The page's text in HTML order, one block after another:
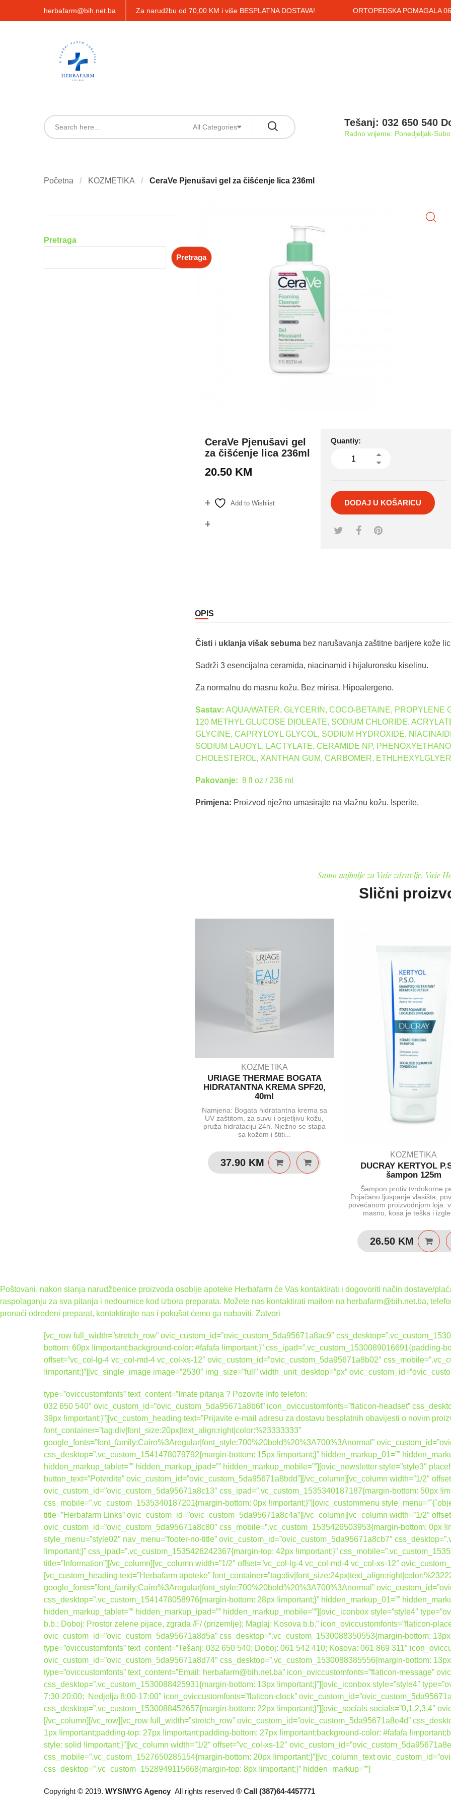
herbafarm@bih.net.ba Za narudžbu od 70,00 KM i više BESPLATNA DOSTAVA! ORTOPEDSKA POMAGALA
All Categories Tešanj: 032 650 540
Radno vrijeme: Ponedjeljak-
Početna KOZMETIKA CeraVe Pjenušavi gel za čišćenje lica 236ml
CeraVe Pjenušavi gel
za čišćenje lica 236ml
20.50 KM
Quantiy:
DODAJ U KOŠARICU
Add to Wishlist
OPIS
Čisti i uklanja višak sebuma bez narušavanja zaštitne barijere kože
Sadrži 3 esencijalna ceramida, niacinamid i hijaluronsku
Za normalnu do masnu kožu. Bez mirisa. Hipoalergeno.
Sastav: AQUA/WATER, GLYCERIN, COCO-BETAINE, PROPYLENE
120 METHYL GLUCOSE DIOLEATE, SODIUM CHLORIDE,
GLYCINE, CAPRYLOYL GLYCOL, SODIUM HYDROXIDE,
SODIUM LAUOYL, LACTYLATE, CERAMIDE NP,
CHOLESTEROL, XANTHAN GUM, CARBOMER,
Pakovanje: 8 fl oz / 236 ml
Primjena: Proizvod nježno umasirajte na vlažnu kožu. Isperite.
Samo najbolje za Vaše zdravlje. Vaše
Slični
KOZMETIKA
URIAGE THERMAE BOGATA
HIDRATANTNA KREMA SPF20,
40ml
Namjena: Bogata hidratantna krema sa
UV zaštitom, za suvu i osjetljivu kožu,
pruža hidrataciju 24h. Nježno se stapa
sa kožom i štiti...
37.90 KM
KOZMETIKA
DUCRAY KERTYOL
šampon 125m
Šampon protiv tvrdokorne
Pojačano ljuspanje vlasišta,
povećanom proizvodnjom loja:
masno, kosa je teška i
26.50 KM
Pretraga
Pretraga
Poštovani, nakon slanja narudžbenice proizvoda osoblje apoteke Herbafarm će Vas kontaktirati i dogovoriti način dostave/
raspolaganju za sva pitanja i nedoumice kod izbora preparata. Možete nas kontaktirati mailom na herbafarm@bih.net.ba,
pronaći određeni preparat, kontaktirajte nas i pokušat ćemo ga nabaviti. Zatvori
[vc_row full_width=”stretch_row” ovic_custom_id=”ovic_custom_5da95671a8ac9″
bottom: 60px !important;background-color: #fafafa !important;}” css_ipad=”.vc_custom_1530089016691{padding-
offset=”vc_col-lg-4 vc_col-md-4 vc_col-xs-12″ ovic_custom_id=”ovic_custom_5da95671a8b02″
!important;}”][vc_single_image image=”2530″ img_size=”full” width_unit_desktop=”px”
type=”oviccustomfonts” text_content=”Imate pitanja ? Pozovite Info telefon:
032 650 540″ ovic_custom_id=”ovic_custom_5da95671a8b6f” icon_oviccustomfonts=”flaticon-headset”
39px !important;}”][vc_custom_heading text=”Prijavite e-mail adresu za dostavu besplatnih obavijesti o novim
font_container=”tag:div|font_size:20px|text_align:right|color:%23333333″
google_fonts=”font_family:Cairo%3Aregular|font_style:700%20bold%20%3A700%3Anormal”
css_desktop=”.vc_custom_1541478079792{margin-bottom: 15px !important;}” hidden_markup_01=””
hidden_markup_tablet=”” hidden_markup_ipad=”” hidden_markup_mobile=””][ovic_newsletter style=”style3″
button_text=”Potvrdite” ovic_custom_id=”ovic_custom_5da95671a8bdd”][/vc_column][vc_column width=”1/2″
ovic_custom_id=”ovic_custom_5da95671a8c13″ css_ipad=”.vc_custom_1535340187187{margin-bottom: 50px
css_mobile=”.vc_custom_1535340187201{margin-bottom: 0px !important;}”][ovic_custommenu
title=”Herbafarm Links” ovic_custom_id=”ovic_custom_5da95671a8c4a”][/vc_column][vc_column width=”1/2″
ovic_custom_id=”ovic_custom_5da95671a8c80″ css_mobile=”.vc_custom_1535426503953{margin-bottom: 0px
style_menu=”style02″ nav_menu=”footer-no-title” ovic_custom_id=”ovic_custom_5da95671a8cb7″
!important;}” css_ipad=”.vc_custom_1535426242367{margin-top: 42px !important;}”
title=”Information”][/vc_column][vc_column width=”1/2″ offset=”vc_col-lg-4 vc_col-md-4 vc_col-xs-12″
[vc_custom_heading text=”Herbafarm apoteke”
google_fonts=”font_family:Cairo%3Aregular|font_style:700%20bold%20%3A700%3Anormal”
css_desktop=”.vc_custom_1541478058976{margin-bottom: 28px !important;}” hidden_markup_01=””
hidden_markup_tablet=”” hidden_markup_ipad=”” hidden_markup_mobile=””][ovic_iconbox style=”style4″
b.b.; Doboj: Prostor zelene pijace, zgrada /F/ (prizemlje); Maglaj: Kosova b.b.” icon_oviccustomfonts=”flaticon-
ovic_custom_id=”ovic_custom_5da95671a8d5a” css_desktop=”.vc_custom_1530088350553{margin-bottom:
type=”oviccustomfonts” text_content=”Tešanj: 032 650 540; Doboj: 061 542 410; Kosova: 061 869 311″
ovic_custom_id=”ovic_custom_5da95671a8d74″ css_desktop=”.vc_custom_1530088385556{margin-bottom:
type=”oviccustomfonts” text_content=”Email: herbafarm@bih.net.ba” icon_oviccustomfonts=”flaticon-message”
css_desktop=”.vc_custom_1530088425931{margin-bottom: 13px !important;}”][ovic_iconbox style=”style4″
7:30-20:00; Nedjelja 8:00-17:00″ icon_oviccustomfonts=”flaticon-clock”
css_desktop=”.vc_custom_1530088452657{margin-bottom: 22px !important;}”][ovic_socials socials=”0,1,2,3,4″
[/vc_column][/vc_row][vc_row full_width=”stretch_row” ovic_custom_id=”ovic_custom_5da95671a8e4d”
1px !important;padding-top: 27px !important;padding-bottom: 27px !important;background-color: #fafafa
style: solid !important;}”][vc_column width=”1/2″ offset=”vc_col-xs-12″
css_mobile=”.vc_custom_1527650285154{margin-bottom: 20px !important;}”][vc_column_text
css_desktop=”.vc_custom_1528949115668{margin-top: 8px !important;}” hidden_markup=””]
Copyright © 2019. WYSIWYG Agency All rights reserved ® Call (387)64-4457771